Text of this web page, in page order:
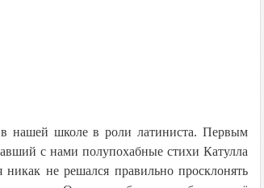
нашей школе в роли латиниста. Первым
с нами полупохабные стихи Катулла
не решался правильно просклонять